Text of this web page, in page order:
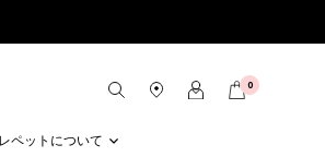
0
レペットについて